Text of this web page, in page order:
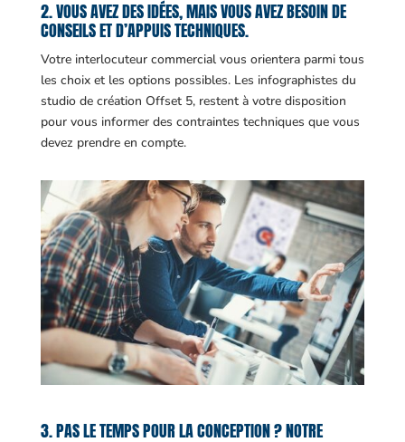
2. VOUS AVEZ DES IDÉES, MAIS VOUS AVEZ BESOIN DE
CONSEILS ET D’APPUIS TECHNIQUES.
Votre interlocuteur commercial vous orientera parmi tous
les choix et les options possibles. Les infographistes du
studio de création Offset 5, restent à votre disposition
pour vous informer des contraintes techniques que vous
devez prendre en compte.
3. PAS LE TEMPS POUR LA CONCEPTION ? NOTRE